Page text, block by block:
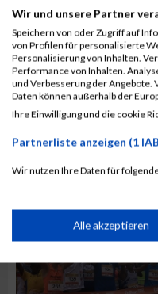
ALBUM B2RUN
Wir und unsere Partner
Speichern von oder Zugriff auf
von Profilen für personalisierte
Personalisierung von Inhalten.
Performance von Inhalten.
und Verbesserung der Angebote.
Daten können außerhalb der
Ihre Einwilligung und die cookie
Partnerliste anzeigen (1
Wir nutzen Ihre Daten für
Speichern von oder
Verwendung reduzierter
Alle akzeptieren